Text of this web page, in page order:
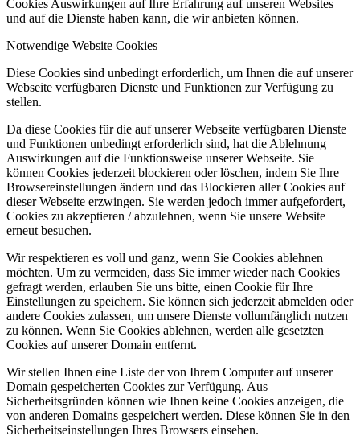
Cookies Auswirkungen auf Ihre Erfahrung auf unseren Websites
und auf die Dienste haben kann, die wir anbieten können.
Notwendige Website Cookies
Diese Cookies sind unbedingt erforderlich, um Ihnen die auf unserer
Webseite verfügbaren Dienste und Funktionen zur Verfügung zu
stellen.
Da diese Cookies für die auf unserer Webseite verfügbaren Dienste
und Funktionen unbedingt erforderlich sind, hat die Ablehnung
Auswirkungen auf die Funktionsweise unserer Webseite. Sie
können Cookies jederzeit blockieren oder löschen, indem Sie Ihre
Browsereinstellungen ändern und das Blockieren aller Cookies auf
dieser Webseite erzwingen. Sie werden jedoch immer aufgefordert,
Cookies zu akzeptieren / abzulehnen, wenn Sie unsere Website
erneut besuchen.
Wir respektieren es voll und ganz, wenn Sie Cookies ablehnen
möchten. Um zu vermeiden, dass Sie immer wieder nach Cookies
gefragt werden, erlauben Sie uns bitte, einen Cookie für Ihre
Einstellungen zu speichern. Sie können sich jederzeit abmelden oder
andere Cookies zulassen, um unsere Dienste vollumfänglich nutzen
zu können. Wenn Sie Cookies ablehnen, werden alle gesetzten
Cookies auf unserer Domain entfernt.
Wir stellen Ihnen eine Liste der von Ihrem Computer auf unserer
Domain gespeicherten Cookies zur Verfügung. Aus
Sicherheitsgründen können wie Ihnen keine Cookies anzeigen, die
von anderen Domains gespeichert werden. Diese können Sie in den
Sicherheitseinstellungen Ihres Browsers einsehen.